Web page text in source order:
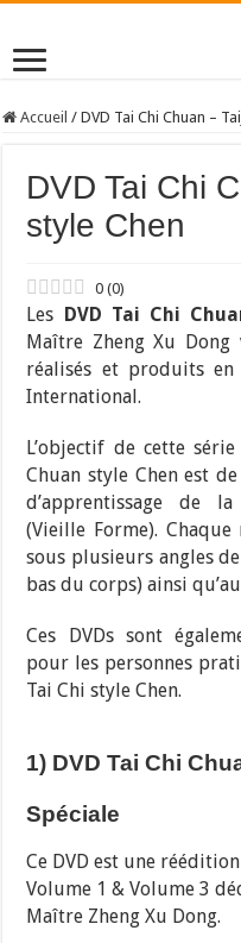
Accueil / DVD Tai Chi Chuan –
DVD Tai Chi
style Chen
0 (0)
Les DVD Tai Chi
Maître Zheng Xu
réalisés et produits
International.
L’objectif de cette
Chuan style Chen est
d’apprentissage de
(Vieille Forme).
sous plusieurs angles
bas du corps) ainsi
Ces DVDs sont
pour les personnes
Tai Chi style Chen.
1) DVD Tai Chi
Spéciale
Ce DVD est une
Volume 1 & Volume 3
Maître Zheng Xu Dong.